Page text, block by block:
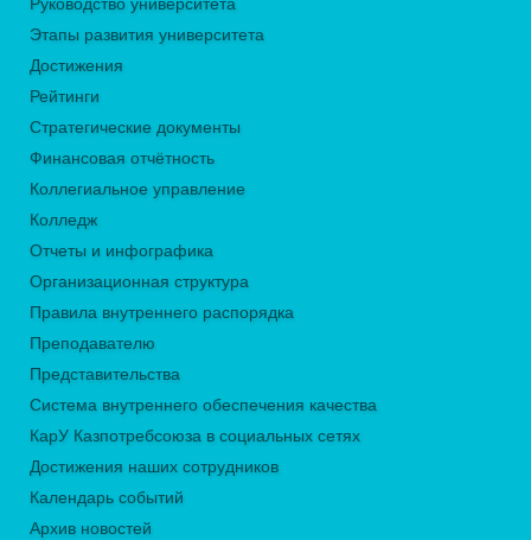
Этапы развития университета
Достижения
Рейтинги
Стратегические документы
Финансовая отчётность
Коллегиальное управление
Колледж
Отчеты и инфографика
Организационная структура
Правила внутреннего распорядка
Преподавателю
Представительства
Система внутреннего обеспечения качества
КарУ Казпотребсоюза в социальных сетях
Достижения наших сотрудников
Календарь событий
Архив новостей